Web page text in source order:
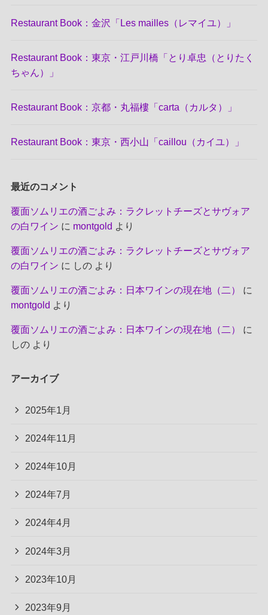
Restaurant Book：金沢「Les mailles（レマイユ）」
Restaurant Book：東京・江戸川橋「とり卓忠（とりたく
ちゃん）」
Restaurant Book：京都・丸福樓「carta（カルタ）」
Restaurant Book：東京・西小山「caillou（カイユ）」
最近のコメント
覆面ソムリエの酒ごよみ：ラクレットチーズとサヴォア
の白ワイン に montgold より
覆面ソムリエの酒ごよみ：ラクレットチーズとサヴォア
の白ワイン に しのより
覆面ソムリエの酒ごよみ：日本ワインの現在地（二）
に
montgold より
覆面ソムリエの酒ごよみ：日本ワインの現在地（二）
に
しのより
アーカイブ
2025年1月
2024年11月
2024年10月
2024年7月
2024年4月
2024年3月
2023年10月
2023年9月